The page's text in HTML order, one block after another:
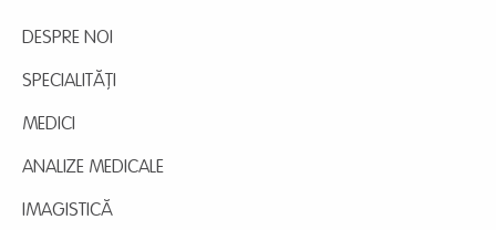
DESPRE NOI
SPECIALITĂȚI
MEDICI
ANALIZE MEDICALE
IMAGISTICĂ